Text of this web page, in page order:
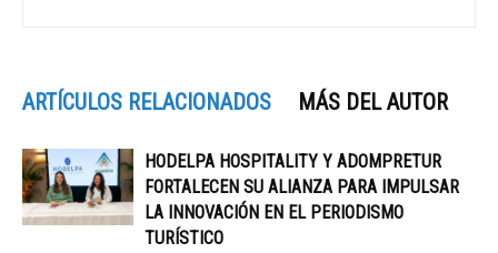
ARTÍCULOS RELACIONADOS MÁS DEL AUTOR
HODELPA HOSPITALITY Y ADOMPRETUR
FORTALECEN SU ALIANZA PARA IMPULSAR
LA INNOVACIÓN EN EL PERIODISMO
TURÍSTICO